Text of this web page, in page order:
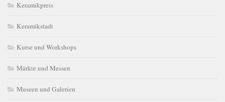
Keramikpreis
Keramikstadt
Kurse und Workshops
Märkte und Messen
Museen und Galerien